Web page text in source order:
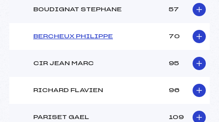
BOUDIGNAT STEPHANE 57
BERCHEUX PHILIPPE 70
CIR JEAN MARC 95
RICHARD FLAVIEN 96
PARISET GAEL 109